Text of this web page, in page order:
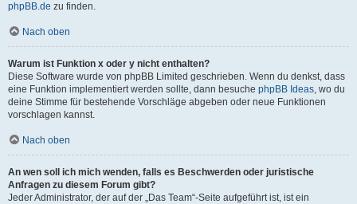
phpBB.de zu finden.
Nach oben
Warum ist Funktion x oder y nicht enthalten?
Diese Software wurde von phpBB Limited geschrieben. Wenn du denkst, dass
eine Funktion implementiert werden sollte, dann besuche phpBB Ideas, wo du
deine Stimme für bestehende Vorschläge abgeben oder neue Funktionen
vorschlagen kannst.
Nach oben
An wen soll ich mich wenden, falls es Beschwerden oder juristische
Anfragen zu diesem Forum gibt?
Jeder Administrator, der auf der „Das Team“-Seite aufgeführt ist, ist ein